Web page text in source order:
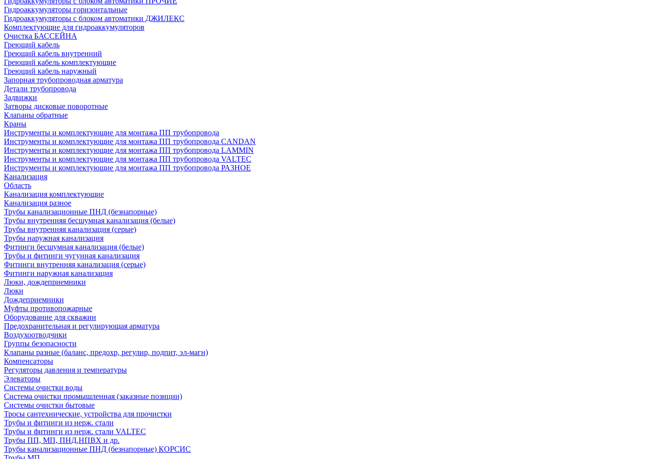
Гидроаккумуляторы горизонтальные
Гидроаккумуляторы с блоком автоматики ДЖИЛЕКС
Комплектующие для гидроаккумуляторов
Очистка БАССЕЙНА
Греющий кабель
Греющий кабель внутренний
Греющий кабель комплектующие
Греющий кабель наружный
Запорная трубопроводная арматура
Детали трубопровода
Задвижки
Затворы дисковые поворотные
Клапаны обратные
Краны
Инструменты и комплектующие для монтажа ПП трубопровода
Инструменты и комплектующие для монтажа ПП трубопровода CANDAN
Инструменты и комплектующие для монтажа ПП трубопровода LAMMIN
Инструменты и комплектующие для монтажа ПП трубопровода VALTEC
Инструменты и комплектующие для монтажа ПП трубопровода РАЗНОЕ
Канализация
Область
Канализация комплектующие
Канализация разное
Трубы канализационные ПНД (безнапорные)
Трубы внутренняя бесшумная канализация (белые)
Трубы внутренняя канализация (серые)
Трубы наружная канализация
Фитинги бесшумная канализация (белые)
Трубы и фитинги чугунная канализация
Фитинги внутренняя канализация (серые)
Фитинги наружная канализация
Люки, дождеприемники
Люки
Дождеприемники
Муфты противопожарные
Оборудование для скважин
Предохранительная и регулирующая арматура
Воздухоотводчики
Группы безопасности
Клапаны разные (баланс, предохр, регулир, подпит, эл-магн)
Компенсаторы
Регуляторы давления и температуры
Элеваторы
Системы очистки воды
Система очистки промышленная (заказные позиции)
Системы очистки бытовые
Тросы сантехнические, устройства для прочистки
Трубы и фитинги из нерж. стали
Трубы и фитинги из нерж. стали VALTEC
Трубы ПП, МП, ПНД,НПВХ и др.
Трубы канализационные ПНД (безнапорные) КОРСИС